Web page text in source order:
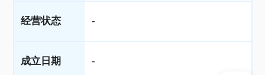
经营状态 -
成立日期 -